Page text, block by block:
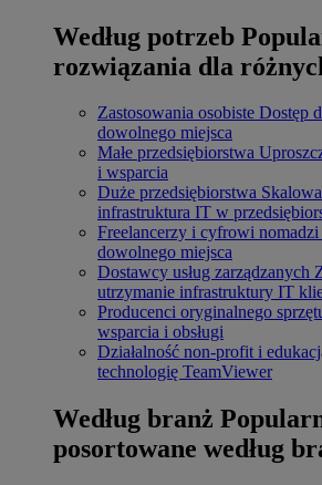
Według potrzeb
rozwiązania dla
Zastosowania osobiste Dostęp
dowolnego miejsca
Małe przedsiębiorstwa
i wsparcia
Duże przedsiębiorstwa
infrastruktura IT w
Freelancerzy i cyfrowi nomadzi
dowolnego miejsca
Dostawcy usług zarządzanych
utrzymanie infrastruktury IT
Producenci oryginalnego
wsparcia i obsługi
Działalność non-profit i
technologię TeamViewer
Według branż
posortowane według